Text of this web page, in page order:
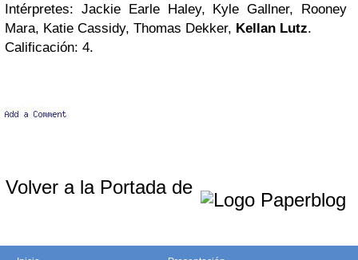
Intérpretes: Jackie Earle Haley, Kyle Gallner, Rooney
Mara, Katie Cassidy, Thomas Dekker, Kellan Lutz.
Calificación: 4.
Volver a la Portada de